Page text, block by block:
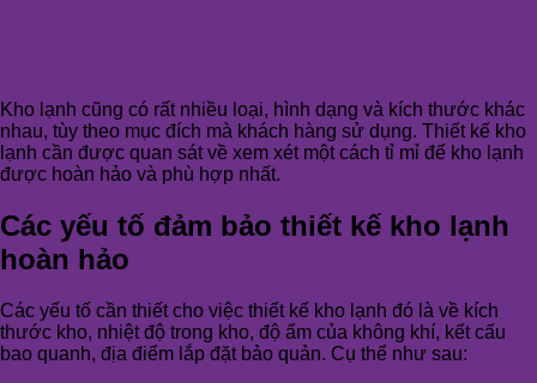
Kho lạnh cũng có rất nhiều loại, hình dạng và kích thước khác
nhau, tùy theo mục đích mà khách hàng sử dụng. Thiết kế kho
lạnh cần được quan sát về xem xét một cách tỉ mỉ để kho lạnh
được hoàn hảo và phù hợp nhất.
Các yếu tố đảm bảo thiết kế kho lạnh
hoàn hảo
Các yếu tố cần thiết cho việc thiết kế kho lạnh đó là về kích
thước kho, nhiệt độ trong kho, độ ẩm của không khí, kết cấu
bao quanh, địa điểm lắp đặt bảo quản. Cụ thể như sau: